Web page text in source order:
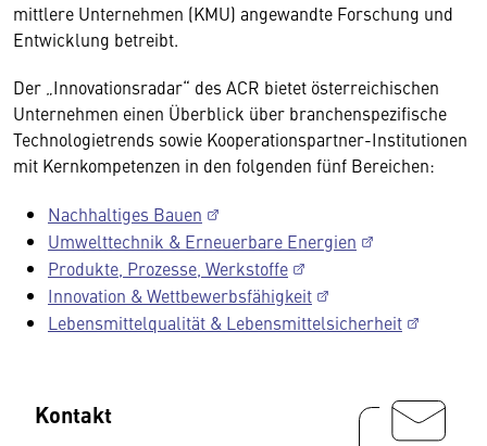
mittlere Unternehmen (KMU) angewandte Forschung und
Entwicklung betreibt.
Der „Innovationsradar“ des ACR bietet österreichischen
Unternehmen einen Überblick über branchenspezifische
Technologietrends sowie Kooperationspartner-Institutionen
mit Kernkompetenzen in den folgenden fünf Bereichen:
Nachhaltiges Bauen
Umwelttechnik & Erneuerbare Energien
Produkte, Prozesse, Werkstoffe
Innovation & Wettbewerbsfähigkeit
Lebensmittelqualität & Lebensmittelsicherheit
Kontakt